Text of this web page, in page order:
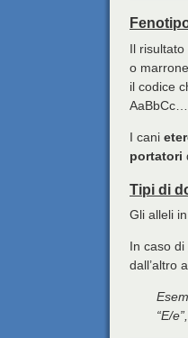
Il risultato
o
il codice
I cani
portatori
Tipi di
Gli alleli
In caso di
dall’altro
“E/